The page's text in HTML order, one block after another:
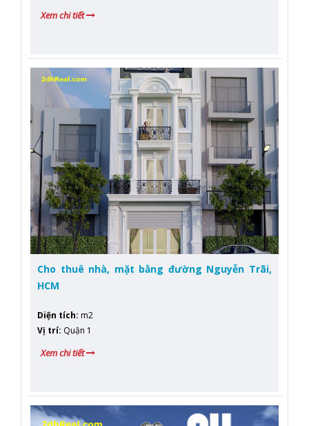
Xem chi tiết
Cho thuê nhà, mặt bằng đường Nguyễn Trãi,
HCM
Diện tích: m2
Vị trí: Quận 1
Xem chi tiết